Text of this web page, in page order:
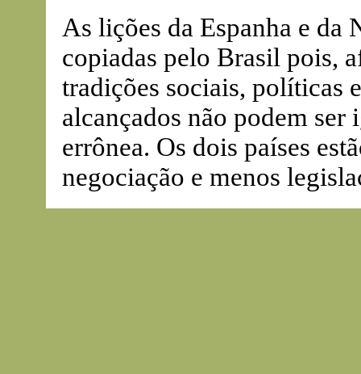
As lições da Espanha e da
copiadas pelo Brasil pois,
tradições sociais, políticas
alcançados não podem
errônea. Os dois países
negociação e menos